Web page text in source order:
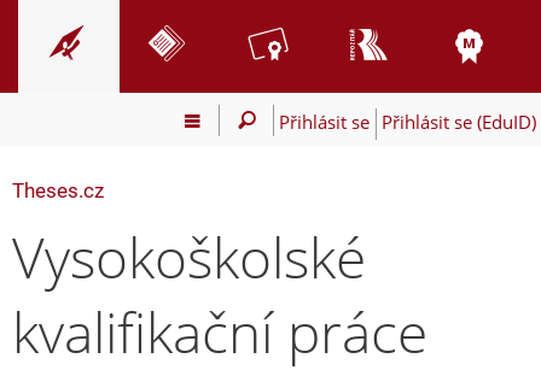
Přihlásit se Přihlásit se (EduID)
Theses.cz
Vysokoškolské
kvalifikační práce